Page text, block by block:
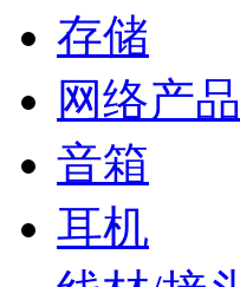
存储
网络产品
音箱
耳机